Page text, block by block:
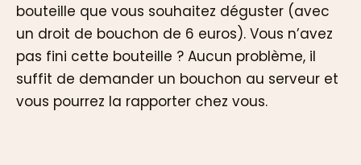
bouteille que vous souhaitez déguster (avec
un droit de bouchon de 6 euros). Vous n’avez
pas fini cette bouteille ? Aucun problème, il
suffit de demander un bouchon au serveur et
vous pourrez la rapporter chez vous.